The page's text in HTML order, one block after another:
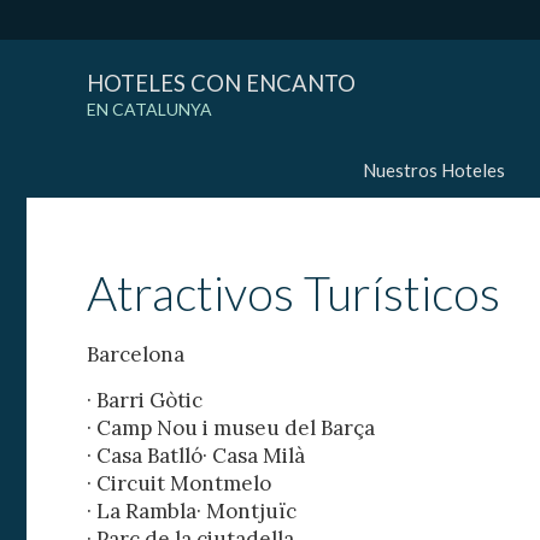
HOTELES CON ENCANTO
EN CATALUNYA
Nuestros Hoteles
Atractivos Turísticos
Barcelona
· Barri Gòtic
· Camp Nou i museu del Barça
· Casa Batlló· Casa Milà
· Circuit Montmelo
· La Rambla· Montjuïc